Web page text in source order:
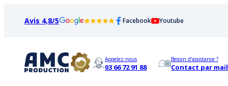
Avis 4,8/5 Facebook Youtube
Appelez-nous
03 66 72 91 88
Besoin d’assistance ?
Contact par mail